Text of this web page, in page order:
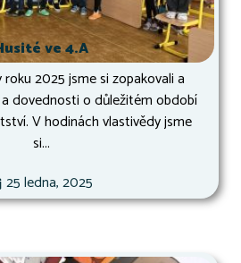
ve 4.A
2025 jsme si zopakovali a
dovednosti o důležitém období
V hodinách vlastivědy jsme
si...
25 ledna, 2025